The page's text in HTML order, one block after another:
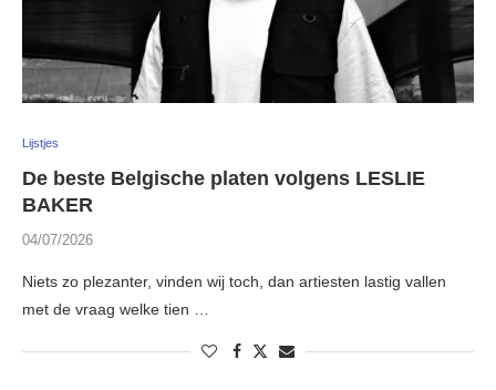
Lijstjes
De beste Belgische platen volgens LESLIE
BAKER
04/07/2026
Niets zo plezanter, vinden wij toch, dan artiesten lastig vallen
met de vraag welke tien …